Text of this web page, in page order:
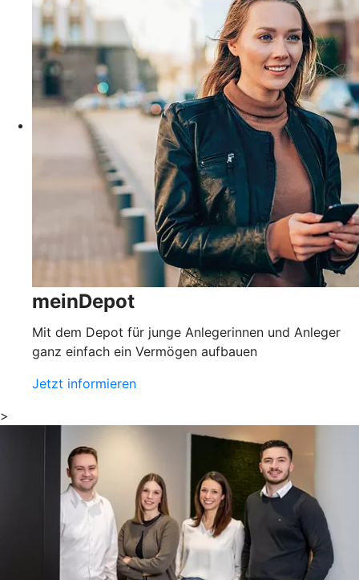
meinDepot
Mit dem Depot für junge Anlegerinnen und Anleger
ganz einfach ein Vermögen aufbauen
Jetzt informieren
>